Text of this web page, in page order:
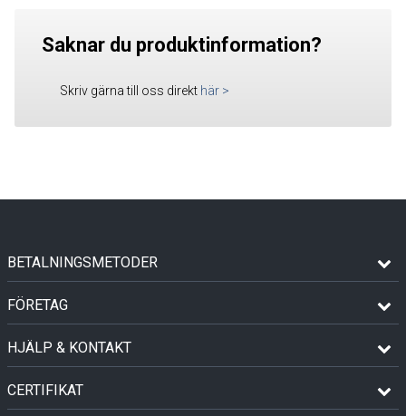
Saknar du produktinformation?
Skriv gärna till oss direkt här >
BETALNINGSMETODER
FÖRETAG
HJÄLP & KONTAKT
CERTIFIKAT